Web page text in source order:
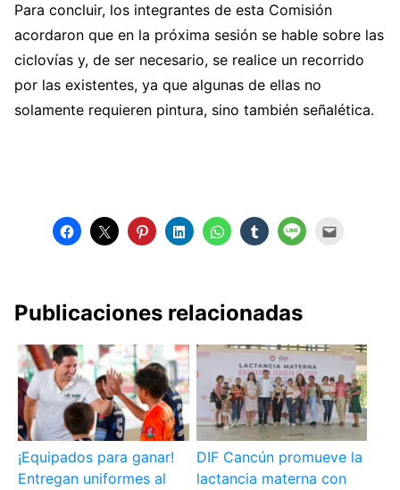
Para concluir, los integrantes de esta Comisión
acordaron que en la próxima sesión se hable sobre las
ciclovías y, de ser necesario, se realice un recorrido
por las existentes, ya que algunas de ellas no
solamente requieren pintura, sino también señalética.
Publicaciones relacionadas
¡Equipados para ganar!
Entregan uniformes al
DIF Cancún promueve la
lactancia materna con